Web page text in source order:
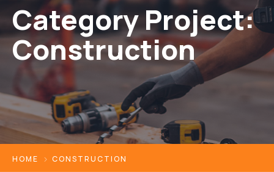
Category Project:
Construction
HOME CONSTRUCTION